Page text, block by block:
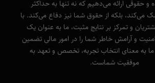
ارائه می‌دهیم که نه تنها به حداکثر
می‌کند، بلکه از حقوق شما نیز دفاع می‌کند. با
و تمرکز بر نتایج مثبت، ما به عنوان یک
و آرامش خاطر شما را در امور مالی تضمین
به معنای انتخاب تجربه، تخصص و تعهد به
موفقیت شماست.